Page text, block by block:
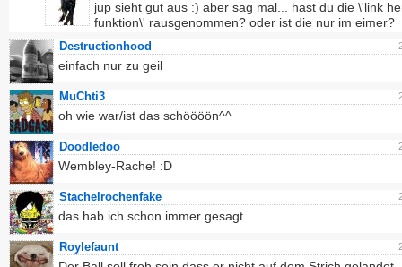
jup sieht gut aus :) aber sag mal... hast du die \'link
funktion\' rausgenommen? oder ist die nur im eimer?
Destructionhood
einfach nur zu geil
MuChti3
oh wie war/ist das schöööön^^
Doodledoo
Wembley-Rache! :D
Stachelrochenfake
das hab ich schon immer gesagt
Roylefaunt